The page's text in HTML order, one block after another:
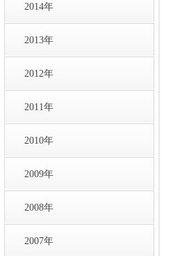
2014年
2013年
2012年
2011年
2010年
2009年
2008年
2007年